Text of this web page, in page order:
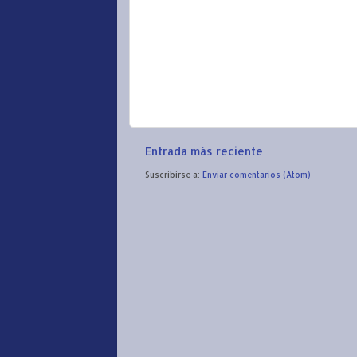
Entrada más reciente
Suscribirse a: Enviar comentarios (Atom)